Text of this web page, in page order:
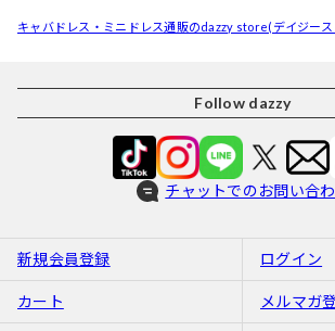
キャバドレス・ミニドレス通販のdazzy store(デイジース
Follow dazzy
チャットでのお問い合
新規会員登録 ログイン
カート メルマガ